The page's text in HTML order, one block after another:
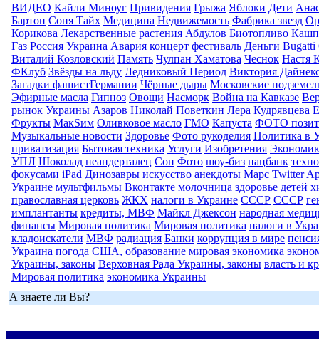
ВИДЕО Кайли Миноуг Привидения Грыжа Яблоки Дети
Бартон Соня Тайх Медицина Недвижемость Фабрика звезд
Корикова Лекарственные растения Абдулов Биотопливо
Газ Россия Украина Авария концерт фестиваль Деньги Bugatti
Виталий Козловский Память Чулпан Хаматова Чеснок Настя
ФКлуб Звёзды на льду Ледниковый Период Виктория
Загадки фашистГермании Чёрные дыры Московские
Эфирные масла Гипноз Овощи Насморк Война на Кавказе
рынок Украины Азаров Николай Поветкин Лера Кудрявцева
Фрукты МакSим Оливковое масло ГМО Капуста ФОТО
Музыкальные новости Здоровье Фото рукоделия Политика в
приватизация Бытовая техника Услуги Изобретения
УПЛ Шоколад неандерталец Сон Фото шоу-биз нацбанк
фокусами iPad Динозавры искусство анекдоты Марс Twitter
Украине мультфильмы Вконтакте молочница здоровье детей
православная церковь ЖКХ налоги в Украине СССР СССР
имплантанты кредиты, МВФ Майкл Джексон народная
финансы Мировая политика Мировая политика налоги в
кладоискатели МВФ радиация Банки коррупция в мире
Украина погода США, образование мировая экономика
Украины, законы Верховная Рада Украины, законы власть и
Мировая политика экономика Украины
А знаете ли Вы?